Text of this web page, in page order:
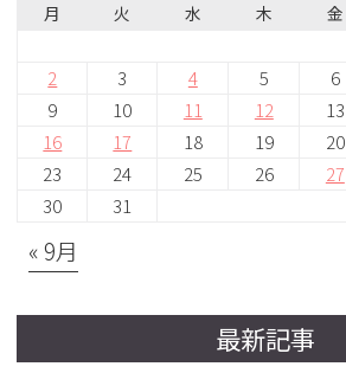
月 火 水 木 金
2
3 4 5 6
9
10 11 12 13
16
17 18 19 20
23
24 25 26 27
30
31
« 9月
最新記事